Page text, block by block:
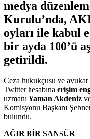
medya
Kurulu’nda,
oyları ile kabul
bir ayda 100’ü
getirildi.
Ceza hukukçusu ve
Twitter hesabına erişim
uzmanı Yaman Akdeniz
Komisyonu Başkanı
bulundu.
AĞIR BİR SANSÜR